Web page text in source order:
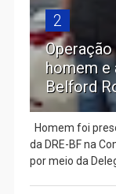
2
homem e
Belford
Homem foi
da DRE-BF na
por meio da